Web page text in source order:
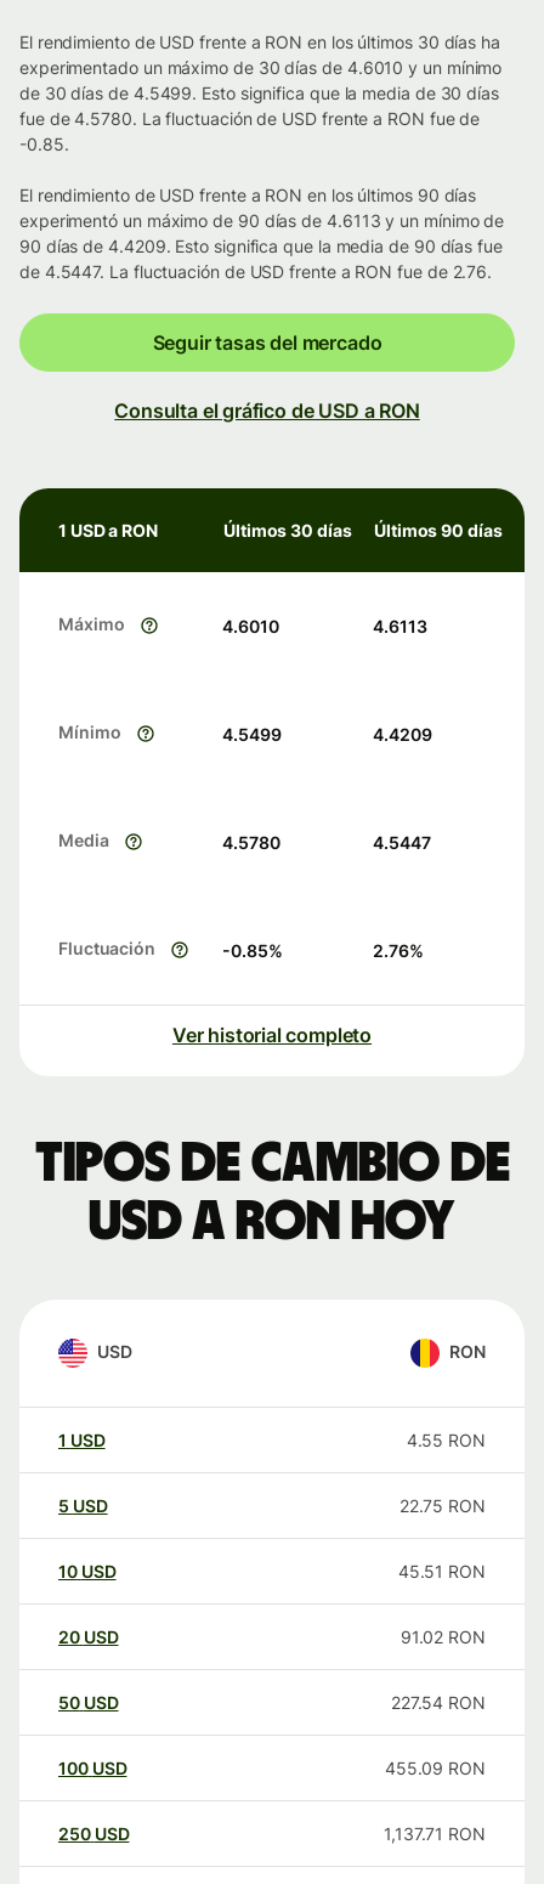
El rendimiento de USD frente a RON en los últimos 30 días ha
experimentado un máximo de 30 días de 4.6010 y un mínimo
de 30 días de 4.5499. Esto significa que la media de 30 días
fue de 4.5780. La fluctuación de USD frente a RON fue de
-0.85.
El rendimiento de USD frente a RON en los últimos 90 días
experimentó un máximo de 90 días de 4.6113 y un mínimo de
90 días de 4.4209. Esto significa que la media de 90 días fue
de 4.5447. La fluctuación de USD frente a RON fue de 2.76.
Seguir tasas del mercado
Consulta el gráfico de USD a RON
1 USD a RON Últimos 30 días Últimos 90 días
Máximo 4.6010 4.6113
Mínimo 4.5499 4.4209
Media 4.5780 4.5447
Fluctuación -0.85% 2.76%
Ver historial completo
Tipos de cambio de
USD a RON hoy
USD RON
1 USD 4.55 RON
5 USD 22.75 RON
10 USD 45.51 RON
20 USD 91.02 RON
50 USD 227.54 RON
100 USD 455.09 RON
250 USD 1,137.71 RON